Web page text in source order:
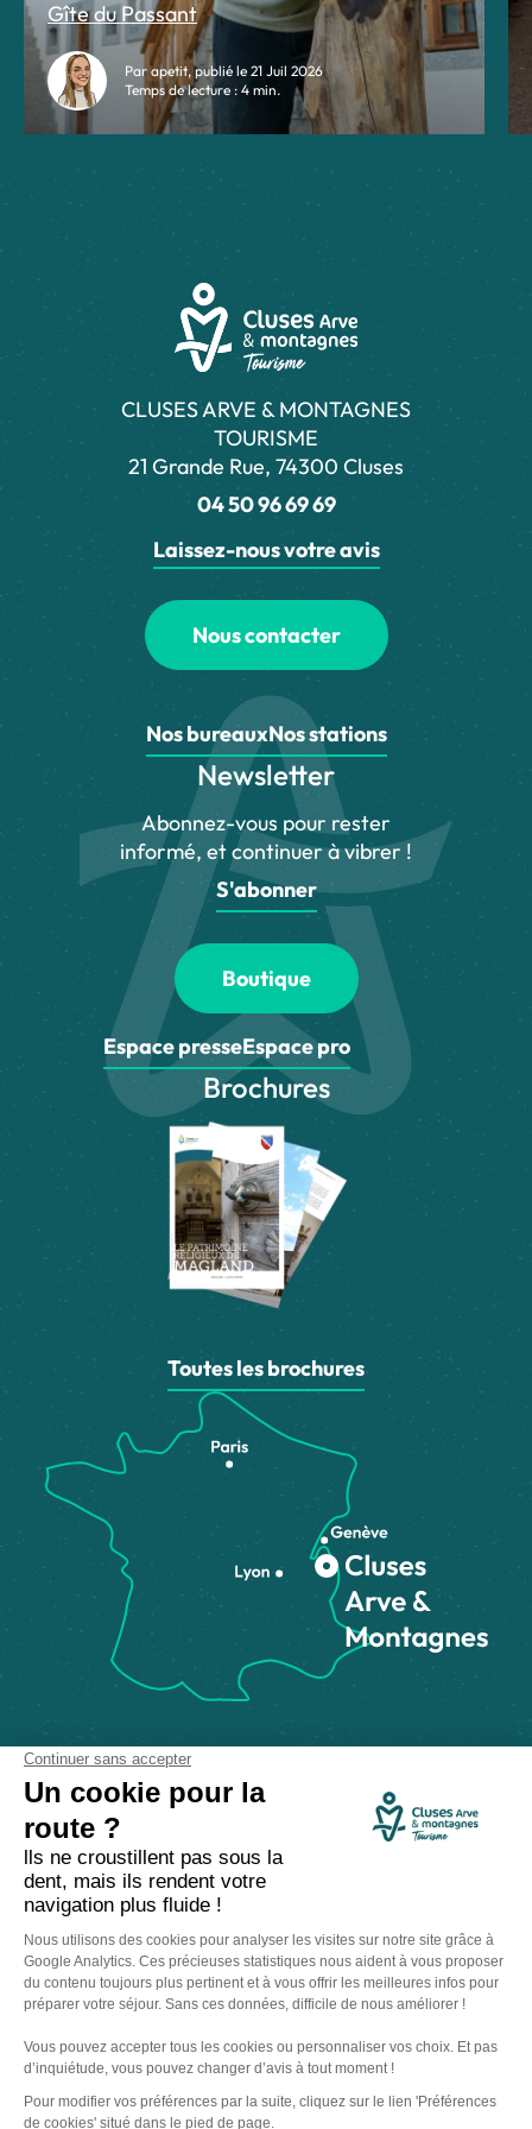
Gîte du Passant
Par apetit, publié le 21 Juil 2026
Temps de lecture : 4 min.
CLUSES ARVE & MONTAGNES
TOURISME
21 Grande Rue, 74300 Cluses
04 50 96 69 69
Laissez-nous votre avis
Nous contacter
Nos bureauxNos stations
Newsletter
Abonnez-vous pour rester
informé, et continuer à vibrer !
S'abonner
Boutique
Espace presseEspace pro
Brochures
Toutes les brochures
Comment venir ?
Made with by IRIS Interactive
Mentions légales - Politique de confidentialité
Accessibilité numérique
conditions d'utilisationde Google s'appliquent.